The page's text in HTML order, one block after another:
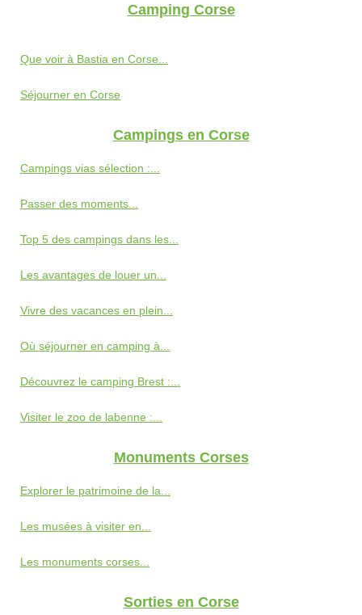
Camping Corse
Que voir à Bastia en Corse...
Séjourner en Corse
Campings en Corse
Campings vias sélection :...
Passer des moments...
Top 5 des campings dans les...
Les avantages de louer un...
Vivre des vacances en plein...
Où séjourner en camping à...
Découvrez le camping Brest :...
Visiter le zoo de labenne :...
Monuments Corses
Explorer le patrimoine de la...
Les musées à visiter en...
Les monuments corses...
Sorties en Corse